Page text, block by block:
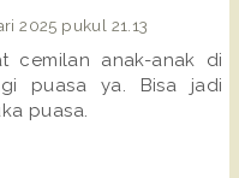
2025 pukul 21.13
cemilan anak-anak di
puasa ya. Bisa jadi
puasa.